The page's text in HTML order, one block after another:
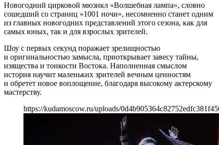
Новогодний цирковой мюзикл «Волшебная лампа», словно
сошедший со страниц «1001 ночи», несомненно станет одним
из главных новогодних представлений этого сезона, как для
самых юных, так и для взрослых зрителей.
Шоу с первых секунд поражает зрелищностью
и оригинальностью замысла, приоткрывает завесу тайны,
изящества и тонкости Востока. Наполненная смыслом
история научит маленьких зрителей вечным ценностям
и обретет новое воплощение, благодаря высокому актерскому
мастерству.
https://kudamoscow.ru/uploads/